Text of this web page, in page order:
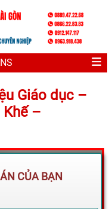
Giáo dục –
–
CỦA BẠN